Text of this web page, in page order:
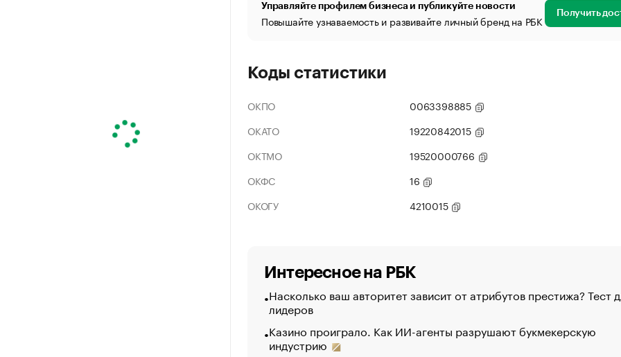
Управляйте профилем бизнеса и публикуйте новости
Повышайте узнаваемость и развивайте личный бренд на РБК Получить
Коды статистики
ОКПО
0063398885
ОКАТО
19220842015
ОКТМО
19520000766
ОКФС
16
ОКОГУ
4210015
Интересное на РБК
Насколько ваш авторитет зависит от атрибутов престижа? Тест
лидеров
Казино проиграло. Как ИИ-агенты разрушают букмекерскую
индустрию